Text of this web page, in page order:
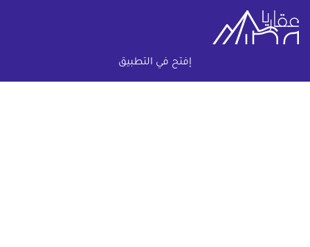
إفتح في التطبيق
خريطة الموقع